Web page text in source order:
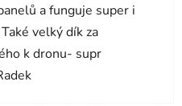
a funguje super i
velký dík za
k dronu- supr